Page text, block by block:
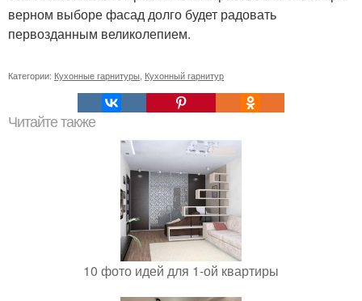
верном выборе фасад долго будет радовать
первозданным великолепием.
Категории: Кухонные гарнитуры Кухонный гарнитур
Читайте также
10 фото идей для 1-ой квартиры